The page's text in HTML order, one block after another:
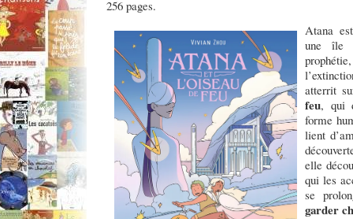
256 pages.
Atana
une île
atterrit
feu, qui
forme
lient
elle
qui les
se
garder